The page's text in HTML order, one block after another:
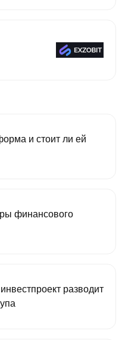
и стоит ли ей
финансового
разводит